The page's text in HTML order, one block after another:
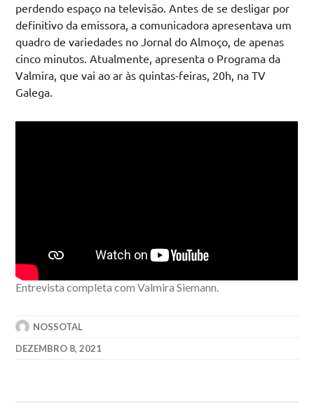
perdendo espaço na televisão. Antes de se desligar por
definitivo da emissora, a comunicadora apresentava um
quadro de variedades no Jornal do Almoço, de apenas
cinco minutos. Atualmente, apresenta o Programa da
Valmira, que vai ao ar às quintas-feiras, 20h, na TV
Galega.
Entrevista completa com Valmira Siemann.
NOSSOTAL
DEZEMBRO 8, 2021